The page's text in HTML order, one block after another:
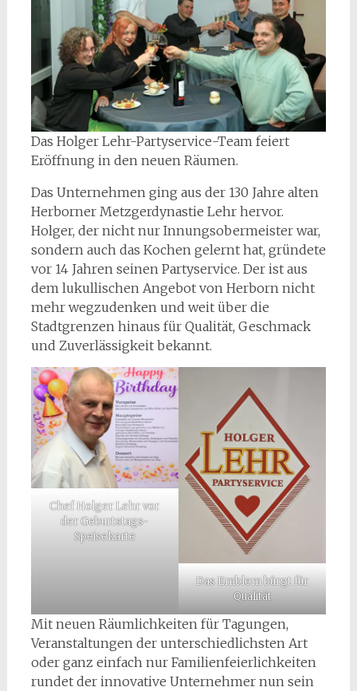
Das Holger Lehr-Partyservice-Team feiert
Eröffnung in den neuen Räumen.
Das Unternehmen ging aus der 130 Jahre alten
Herborner Metzgerdynastie Lehr hervor.
Holger, der nicht nur Innungsobermeister war,
sondern auch das Kochen gelernt hat, gründete
vor 14 Jahren seinen Partyservice. Der ist aus
dem lukullischen Angebot von Herborn nicht
mehr wegzudenken und weit über die
Stadtgrenzen hinaus für Qualität, Geschmack
und Zuverlässigkeit bekannt.
Chef Holger Lehr vor
der Geburtstags-
Speisekarte
Das Emblem bürgt für
Qualität
Mit neuen Räumlichkeiten für Tagungen,
Veranstaltungen der unterschiedlichsten Art
oder ganz einfach nur Familienfeierlichkeiten
rundet der innovative Unternehmer nun sein